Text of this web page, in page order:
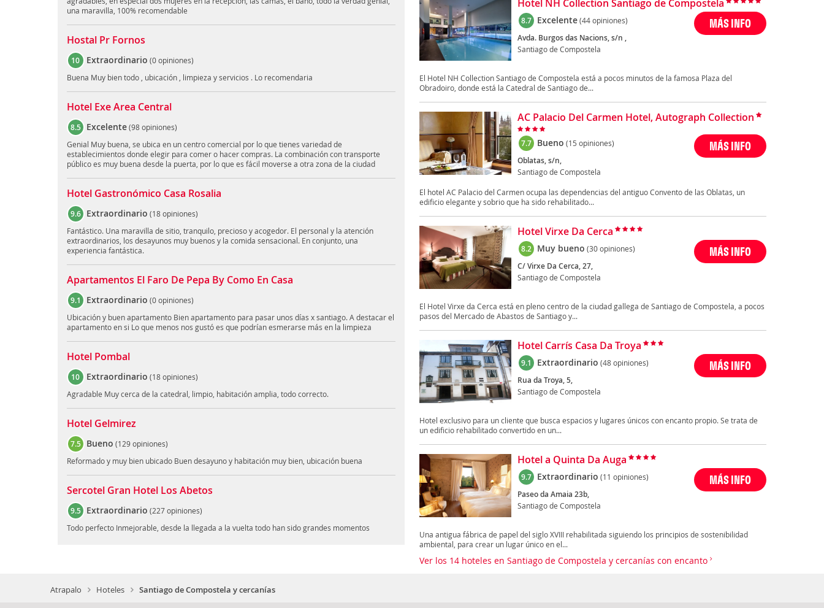
una maravilla, 100% recomendable
Hostal Pr Fornos
10 Extraordinario (0 opiniones)
Buena Muy bien todo , ubicación , limpieza y servicios . Lo recomendaria
Hotel Exe Area Central
8.5 Excelente(98 opiniones)
Genial Muy buena, se ubica en un centro comercial por lo que tienes variedad de
establecimientos donde elegir para comer o hacer compras. La combinación con transporte
público es muy buena desde la puerta, por lo que es fácil moverse a otra zona de la ciudad
Hotel Gastronómico Casa Rosalia
9.6 Extraordinario (18 opiniones)
Fantástico. Una maravilla de sitio, tranquilo, precioso y acogedor. El personal y la atención
extraordinarios, los desayunos muy buenos y la comida sensacional. En conjunto, una
experiencia fantástica.
Apartamentos El Faro De Pepa By Como En Casa
9.1 Extraordinario (0 opiniones)
Ubicación y buen apartamento Bien apartamento para pasar unos días x santiago. A destacar el
apartamento en si Lo que menos nos gustó es que podrían esmerarse más en la limpieza
Hotel Pombal
10 Extraordinario (18 opiniones)
Agradable Muy cerca de la catedral, limpio, habitación amplia, todo correcto.
Hotel Gelmirez
7.5 Bueno (129 opiniones)
Reformado y muy bien ubicado Buen desayuno y habitación muy bien, ubicación buena
Sercotel Gran Hotel Los Abetos
9.5 Extraordinario (227 opiniones)
Todo perfecto Inmejorable, desde la llegada a la vuelta todo han sido grandes momentos
Hotel NH Collection Santiago de Compostela
8.7 Excelente(44 opiniones)
Avda. Burgos das Nacions, s/n ,
Santiago de Compostela
MÁS INFO
El Hotel NH Collection Santiago de Compostela está a pocos minutos de la famosa Plaza del
Obradoiro, donde está la Catedral de Santiago de...
AC Palacio Del Carmen Hotel, Autograph Collection
7.7 Bueno (15 opiniones)
Oblatas, s/n,
Santiago de Compostela
MÁS INFO
El hotel AC Palacio del Carmen ocupa las dependencias del antiguo Convento de las Oblatas, un
edificio elegante y sobrio que ha sido rehabilitado...
Hotel Virxe Da Cerca
8.2 Muy bueno (30 opiniones)
C/ Virxe Da Cerca, 27,
Santiago de Compostela
MÁS INFO
El Hotel Virxe da Cerca está en pleno centro de la ciudad gallega de Santiago de Compostela, a pocos
pasos del Mercado de Abastos de Santiago y...
Hotel Carrís Casa Da Troya
9.1 Extraordinario (48 opiniones)
Rua da Troya, 5,
Santiago de Compostela
MÁS INFO
Hotel exclusivo para un cliente que busca espacios y lugares únicos con encanto propio. Se trata de
un edificio rehabilitado convertido en un...
Hotel a Quinta Da Auga
9.7 Extraordinario (11 opiniones)
Paseo da Amaia 23b,
Santiago de Compostela
MÁS INFO
Una antigua fábrica de papel del siglo XVIII rehabilitada siguiendo los principios de sostenibilidad
ambiental, para crear un lugar único en el...
Ver los 14 hoteles en Santiago de Compostela y cercanías con encanto
Atrapalo Hoteles Santiago de Compostela y cercanías